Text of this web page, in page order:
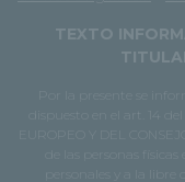
TEXTO
Por la presente se
dispuesto en el art. 14
EUROPEO Y DEL
de las personas
personales y a la